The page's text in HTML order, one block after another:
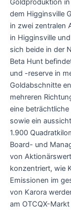
dem Higginsville
in zwei zentralen
in Higginsville
sich beide in der
Beta Hunt
und -reserve in
Goldabschnitte
mehreren
eine
sowie ein
1.900
Board- und
von
konzentriert, wie
Emissionen im
von Karora
am OTCQX-